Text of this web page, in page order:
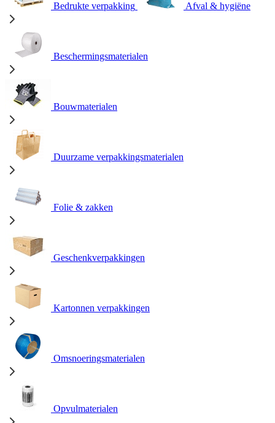
Bedrukte verpakking Afval & hygiëne
Beschermingsmaterialen
Bouwmaterialen
Duurzame verpakkingsmaterialen
Folie & zakken
Geschenkverpakkingen
Kartonnen verpakkingen
Omsnoeringsmaterialen
Opvulmaterialen